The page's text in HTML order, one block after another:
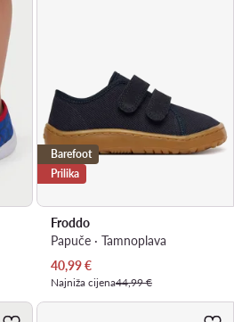
Barefoot
Prilika
Froddo
Papuče · Tamnoplava
Trenutna cijena
40,99€
Najniža cijena44,99 €